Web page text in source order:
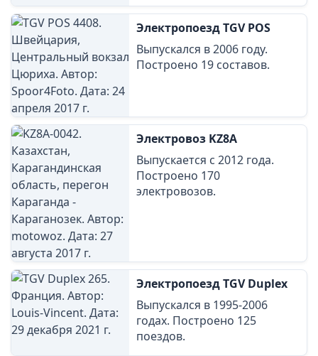
Электропоезд TGV POS
Выпускался в 2006 году.
Построено 19 составов.
Электровоз KZ8A
Выпускается с 2012 года.
Построено 170
электровозов.
Электропоезд TGV Duplex
Выпускался в 1995-2006
годах. Построено 125
поездов.